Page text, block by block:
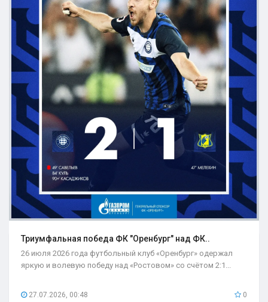
Триумфальная победа ФК "Оренбург" над ФК..
26 июля 2026 года футбольный клуб «Оренбург» одержал
яркую и волевую победу над «Ростовом» со счётом 2:1...
27.07.2026, 00:48 0